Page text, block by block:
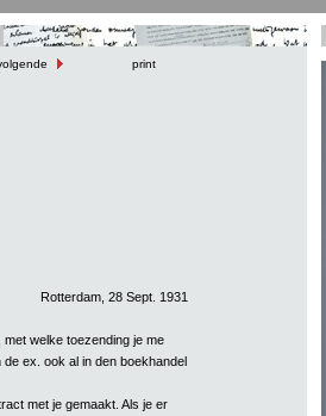
print
Rotterdam, 28 Sept. 1931
met welke toezending je me
ex. ook al in den boekhandel
met je gemaakt. Als je er